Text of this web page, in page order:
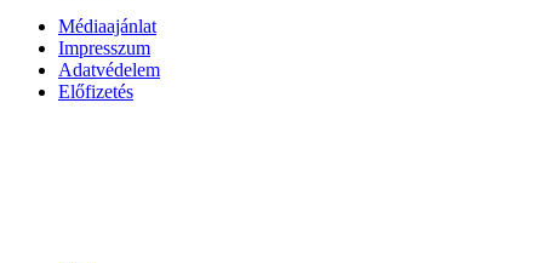
Médiaajánlat
Impresszum
Adatvédelem
Előfizetés